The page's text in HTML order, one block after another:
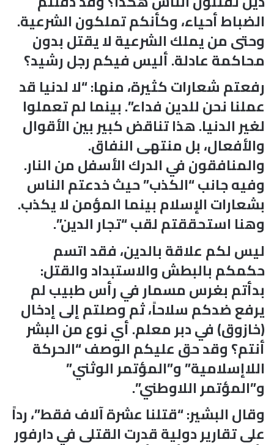
الضباط أحياء، وكأنكم تملكون الشرعية.
وحتى من يملك الشرعية لا يقتل بدون
محاكمة عادلة. أليس فيكم رجل رشيد؟
رفعتم شعارات كثيرة، منها: “لا لدنيا قد
عملنا نحن للدين فداء”. بينما لم تعملوا
لغير الدنيا. هذا تناقض كبير بين الأقوال
والأفعال، بل منتهى النفاق.
والمنافقون في الدرك الأسفل من النار.
وفيه جانب “الكذب” حيث خدعتم الناس
بشعارات الإسلام بينما المؤمن لا يكذب.
وهنا استحققتم لقب “تجار الدين”.
ليس لكم علاقة بالدين، فقد اتسم
حكمكم بالبطش والاستبداد والقتل:
بدأتم بغرس مسمار في رأس طبيب لم
يرفع ضدكم سلاحاً، ثم وصلتم إلى إدخال
(خازوق) في دبر معلم. أي نوع من البشر
أنتم؟ وقد حق عليكم الوصف “الحركة
اللاإسلامية” و”المؤتمر الوثني”
و”المؤتمر اللاوطني”.
وقال البشير: “قتلنا عشرة آلاف فقط”، رداً
على تقارير دولية قدرت القتلى في دارفور